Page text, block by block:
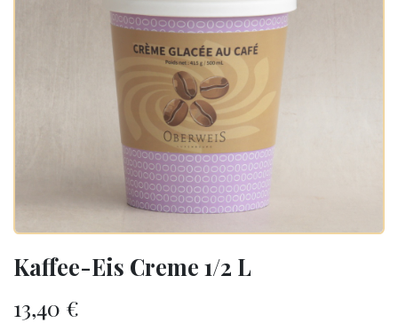
Kaffee-Eis Creme 1/2 L
13,40 €